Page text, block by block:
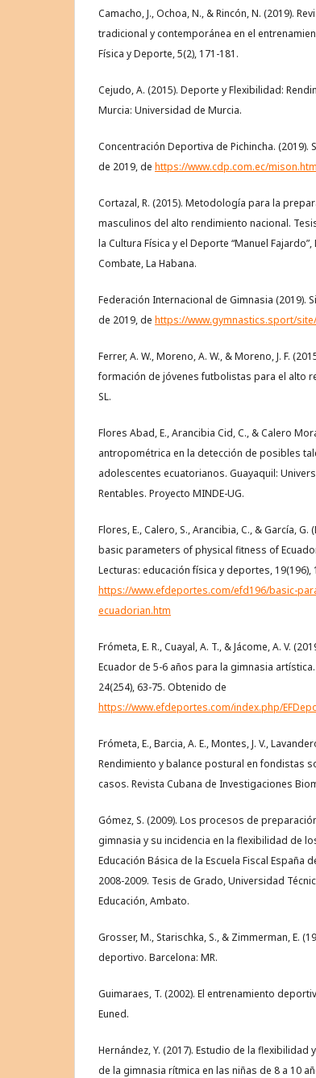
Camacho, J., Ochoa, N., & Rincón, N. (2019).
tradicional y contemporánea en el
Física y Deporte, 5(2), 171-181.
Cejudo, A. (2015). Deporte y Flexibilidad:
Murcia: Universidad de Murcia.
Concentración Deportiva de Pichincha. (2019).
de 2019, de https://www.cdp.com.ec/
Cortazal, R. (2015). Metodología para la
masculinos del alto rendimiento nacional.
la Cultura Física y el Deporte “Manuel
Combate, La Habana.
Federación Internacional de Gimnasia (2019).
de 2019, de https://www.gymnastics.sport/
Ferrer, A. W., Moreno, A. W., & Moreno, J. F.
formación de jóvenes futbolistas para el alto
SL.
Flores Abad, E., Arancibia Cid, C., & Calero
antropométrica en la detección de posibles
adolescentes ecuatorianos. Guayaquil:
Rentables. Proyecto MINDE-UG.
Flores, E., Calero, S., Arancibia, C., & García,
basic parameters of physical fitness of
Lecturas: educación física y deportes, 19(196),
https://www.efdeportes.com/efd196/basic-
ecuadorian.htm
Frómeta, E. R., Cuayal, A. T., & Jácome, A. V.
Ecuador de 5-6 años para la gimnasia
24(254), 63-75. Obtenido de
https://www.efdeportes.com/index.php/
Frómeta, E., Barcia, A. E., Montes, J. V.,
Rendimiento y balance postural en fondistas
casos. Revista Cubana de Investigaciones
Gómez, S. (2009). Los procesos de
gimnasia y su incidencia en la flexibilidad de
Educación Básica de la Escuela Fiscal España
2008-2009. Tesis de Grado, Universidad
Educación, Ambato.
Grosser, M., Starischka, S., & Zimmerman, E.
deportivo. Barcelona: MR.
Guimaraes, T. (2002). El entrenamiento
Euned.
Hernández, Y. (2017). Estudio de la
de la gimnasia rítmica en las niñas de 8 a 10